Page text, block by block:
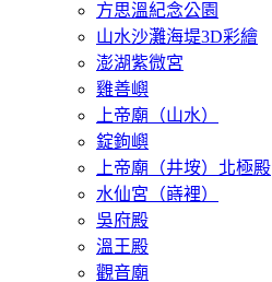
方思溫紀念公園
山水沙灘海堤3D彩繪
澎湖紫微宮
雞善嶼
上帝廟（山水）
錠鉤嶼
上帝廟（井垵）北極殿
水仙宮（嵵裡）
吳府殿
溫王殿
觀音廟